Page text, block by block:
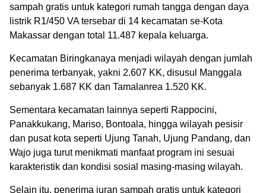
sampah gratis untuk kategori rumah tangga dengan daya
listrik R1/450 VA tersebar di 14 kecamatan se-Kota
Makassar dengan total 11.487 kepala keluarga.
Kecamatan Biringkanaya menjadi wilayah dengan jumlah
penerima terbanyak, yakni 2.607 KK, disusul Manggala
sebanyak 1.687 KK dan Tamalanrea 1.520 KK.
Sementara kecamatan lainnya seperti Rappocini,
Panakkukang, Mariso, Bontoala, hingga wilayah pesisir
dan pusat kota seperti Ujung Tanah, Ujung Pandang, dan
Wajo juga turut menikmati manfaat program ini sesuai
karakteristik dan kondisi sosial masing-masing wilayah.
Selain itu, penerima iuran sampah gratis untuk kategori